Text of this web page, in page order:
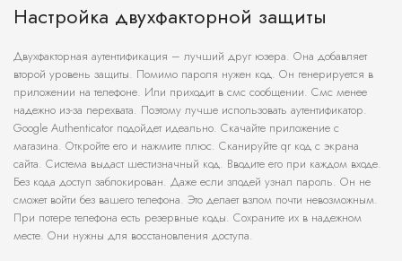
Настройка двухфакторной защиты
Двухфакторная аутентификация – лучший друг юзера. Она добавляет
второй уровень защиты. Помимо пароля нужен код. Он генерируется в
приложении на телефоне. Или приходит в смс сообщении. Смс менее
надежно из-за перехвата. Поэтому лучше использовать аутентификатор.
Google Authenticator подойдет идеально. Скачайте приложение с
магазина. Откройте его и нажмите плюс. Сканируйте qr код с экрана
сайта. Система выдаст шестизначный код. Вводите его при каждом входе.
Без кода доступ заблокирован. Даже если злодей узнал пароль. Он не
сможет войти без вашего телефона. Это делает взлом почти невозможным.
При потере телефона есть резервные коды. Сохраните их в надежном
месте. Они нужны для восстановления доступа.